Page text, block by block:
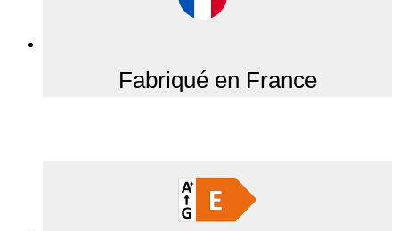
Fabriqué en France